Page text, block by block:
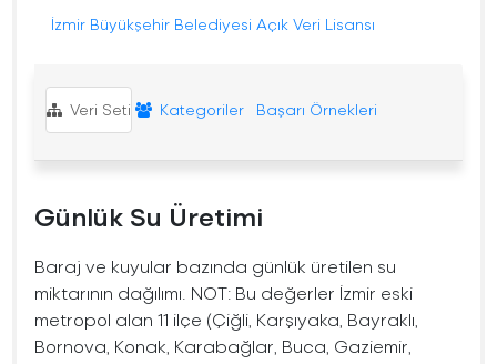
İzmir Büyükşehir Belediyesi Açık Veri Lisansı
Veri Seti Kategoriler Başarı Örnekleri
Günlük Su Üretimi
Baraj ve kuyular bazında günlük üretilen su
miktarının dağılımı. NOT: Bu değerler İzmir eski
metropol alan 11 ilçe (Çiğli, Karşıyaka, Bayraklı,
Bornova, Konak, Karabağlar, Buca, Gaziemir,